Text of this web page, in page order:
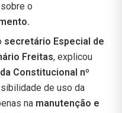
o
secretário Especial de
Freitas, explicou
Constitucional nº
de uso da
na manutenção e